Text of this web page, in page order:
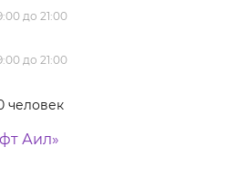
до 21:00
до 21:00
человек
Аил»